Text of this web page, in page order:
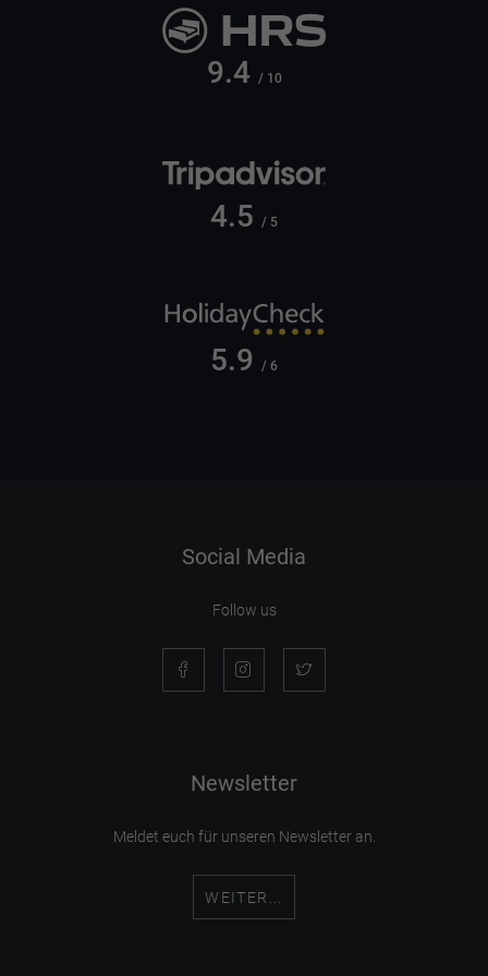
9.4 / 10
4.5 / 5
5.9 / 6
Social Media
Follow us
Newsletter
Meldet euch für unseren Newsletter an.
WEITER...